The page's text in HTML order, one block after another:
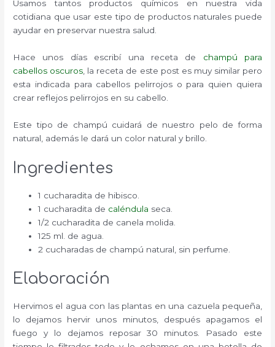
Usamos tantos productos químicos en nuestra vida
cotidiana que usar este tipo de productos naturales puede
ayudar en preservar nuestra salud.
Hace unos días escribí una receta de champú para
cabellos oscuros , la receta de este post es muy similar pero
esta indicada para cabellos pelirrojos o para quien quiera
crear reflejos pelirrojos en su cabello.
Este tipo de champú cuidará de nuestro pelo de forma
natural, además le dará un color natural y brillo.
Ingredientes
1 cucharadita de hibisco.
1 cucharadita de caléndula seca.
1/2 cucharadita de canela molida.
125 ml. de agua.
2 cucharadas de champú natural, sin perfume.
Elaboración
Hervimos el agua con las plantas en una cazuela pequeña,
lo dejamos hervir unos minutos, después apagamos el
fuego y lo dejamos reposar 30 minutos. Pasado este